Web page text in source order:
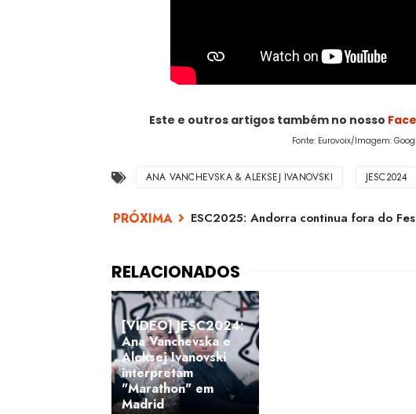
Este e outros artigos também no nosso
Fonte: Eurovoix/Imagem:
ANA VANCHEVSKA & ALEKSEJ IVANOVSKI JESC2024
ESC2025: Andorra continua fora do
[VÍDEO] JESC2024:
Ana Vanchevska e
Aleksej Ivanovski
interpretam
"Marathon" em
Madrid